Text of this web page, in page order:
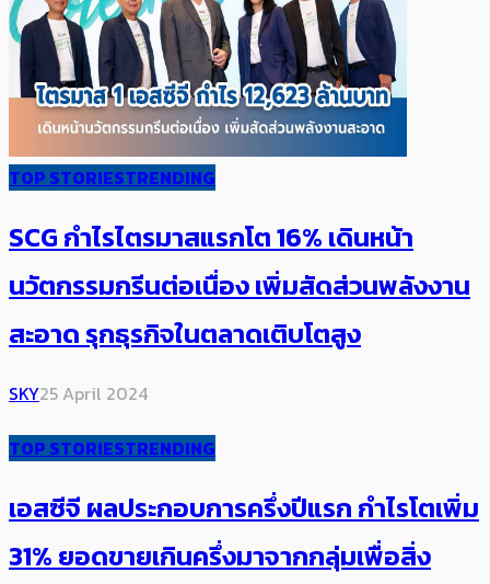
TOP STORIESTRENDING
SCG กำไรไตรมาสแรกโต 16% เดินหน้า
นวัตกรรมกรีนต่อเนื่อง เพิ่มสัดส่วนพลังงาน
สะอาด รุกธุรกิจในตลาดเติบโตสูง
SKY25 April 2024
TOP STORIESTRENDING
เอสซีจี ผลประกอบการครึ่งปีแรก กำไรโตเพิ่ม
31% ยอดขายเกินครึ่งมาจากกลุ่มเพื่อสิ่ง